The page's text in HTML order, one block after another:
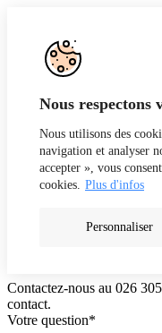
Nous respectons
Nous utilisons des
navigation et analyser
accepter », vous
cookies. Plus d'infos
Personnaliser
Contactez-nous au 026
contact.
Votre question*